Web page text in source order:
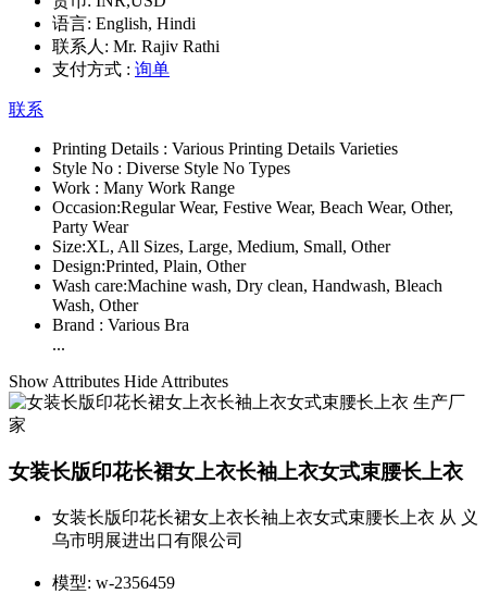
语言: English, Hindi
联系人: Mr. Rajiv Rathi
支付方式 : 询单
联系
Printing Details : Various Printing Details Varieties
Style No : Diverse Style No Types
Work : Many Work Range
Occasion:Regular Wear, Festive Wear, Beach Wear, Other,
Party Wear
Size:XL, All Sizes, Large, Medium, Small, Other
Design:Printed, Plain, Other
Wash care:Machine wash, Dry clean, Handwash, Bleach
Wash, Other
Brand : Various Bra
...
Show Attributes Hide Attributes
女装长版印花长裙女上衣长袖上衣女式束腰长上衣
女装长版印花长裙女上衣长袖上衣女式束腰长上衣 从 义
乌市明展进出口有限公司
模型: w-2356459